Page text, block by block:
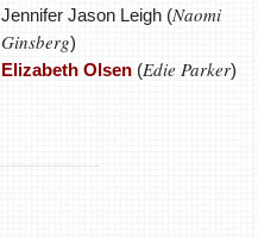
Jennifer Jason Leigh (Naomi
Ginsberg)
Elizabeth Olsen (Edie Parker)